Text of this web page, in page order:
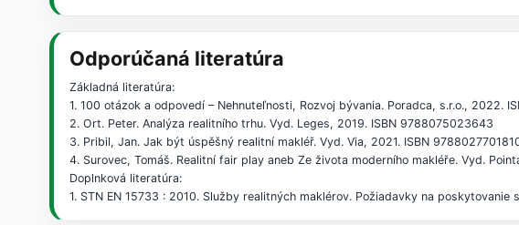
Odporúčaná literatúra
Základná literatúra:
1. 100 otázok a odpovedí – Nehnuteľnosti, Rozvoj bývania. Poradca, s.r.o., 2022.
2. Ort. Peter. Analýza realitního trhu. Vyd. Leges, 2019. ISBN 9788075023643
3. Pribil, Jan. Jak být úspěšný realitní makléř. Vyd. Via, 2021. ISBN
4. Surovec, Tomáš. Realitní fair play aneb Ze života moderního makléře. Vyd.
Doplnková literatúra:
1. STN EN 15733 : 2010. Služby realitných maklérov. Požiadavky na poskytovanie